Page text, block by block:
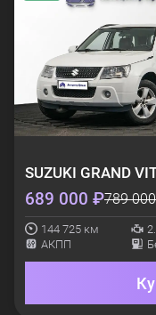
SUZUKI GRAND
689 000 ₽789
144 725 км
АКПП